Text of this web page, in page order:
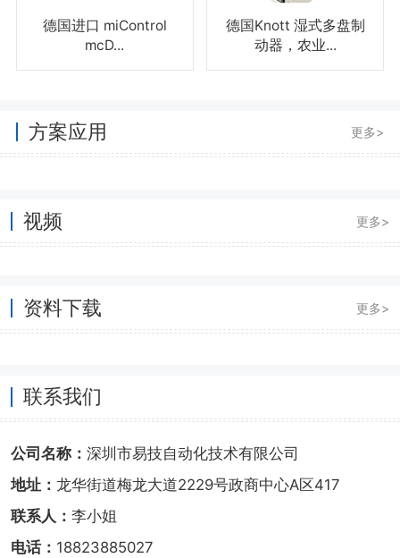
德国进口 miControl
mcD...
德国Knott 湿式多盘制
动器，农业...
方案应用 更多>
视频 更多>
资料下载 更多>
联系我们
公司名称： 深圳市易技自动化技术有限公司
地址： 龙华街道梅龙大道2229号政商中心A区417
联系人： 李小姐
电话： 18823885027